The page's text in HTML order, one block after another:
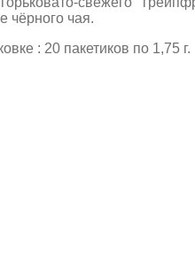
чёрного чая.
: 20 пакетиков по 1,75 г.